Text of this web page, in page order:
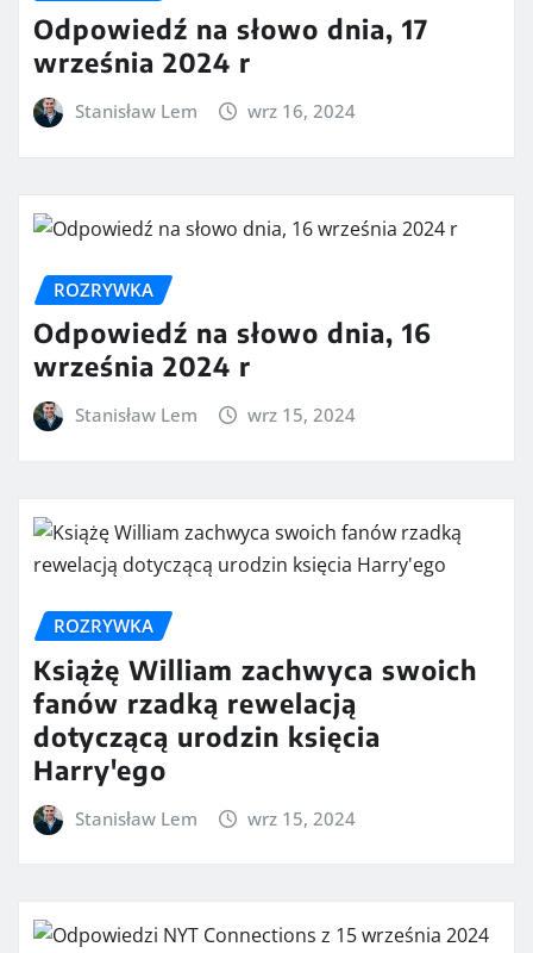
Odpowiedź na słowo dnia, 17
września 2024 r
Stanisław Lem wrz 16, 2024
ROZRYWKA
Odpowiedź na słowo dnia, 16
września 2024 r
Stanisław Lem wrz 15, 2024
ROZRYWKA
Książę William zachwyca swoich
fanów rzadką rewelacją
dotyczącą urodzin księcia
Harry'ego
Stanisław Lem wrz 15, 2024